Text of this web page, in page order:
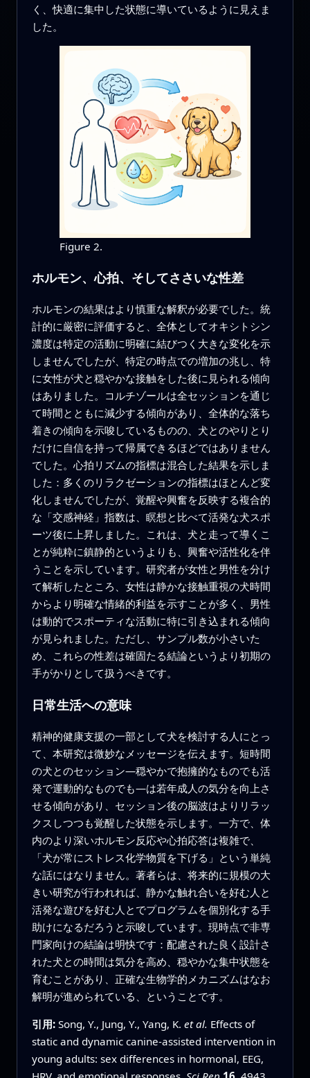
く、快適に集中した状態に導いているように見えま
した。
Figure 2.
ホルモン、心拍、そしてささいな性差
ホルモンの結果はより慎重な解釈が必要でした。統
計的に厳密に評価すると、全体としてオキシトシン
濃度は特定の活動に明確に結びつく大きな変化を示
しませんでしたが、特定の時点での増加の兆し、特
に女性が犬と穏やかな接触をした後に見られる傾向
はありました。コルチゾールは全セッションを通じ
て時間とともに減少する傾向があり、全体的な落ち
着きの傾向を示唆しているものの、犬とのやりとり
だけに自信を持って帰属できるほどではありません
でした。心拍リズムの指標は混合した結果を示しま
した：多くのリラクゼーションの指標はほとんど変
化しませんでしたが、覚醒や興奮を反映する複合的
な「交感神経」指数は、瞑想と比べて活発な犬スポ
ーツ後に上昇しました。これは、犬と走って導くこ
とが純粋に鎮静的というよりも、興奮や活性化を伴
うことを示しています。研究者が女性と男性を分け
て解析したところ、女性は静かな接触重視の犬時間
からより明確な情緒的利益を示すことが多く、男性
は動的でスポーティな活動に特に引き込まれる傾向
が見られました。ただし、サンプル数が小さいた
め、これらの性差は確固たる結論というより初期の
手がかりとして扱うべきです。
日常生活への意味
精神的健康支援の一部として犬を検討する人にとっ
て、本研究は微妙なメッセージを伝えます。短時間
の犬とのセッション—穏やかで抱擁的なものでも活
発で運動的なものでも—は若年成人の気分を向上さ
せる傾向があり、セッション後の脳波はよりリラッ
クスしつつも覚醒した状態を示します。一方で、体
内のより深いホルモン反応や心拍応答は複雑で、
「犬が常にストレス化学物質を下げる」という単純
な話にはなりません。著者らは、将来的に規模の大
きい研究が行われれば、静かな触れ合いを好む人と
活発な遊びを好む人とでプログラムを個別化する手
助けになるだろうと示唆しています。現時点で非専
門家向けの結論は明快です：配慮された良く設計さ
れた犬との時間は気分を高め、穏やかな集中状態を
育むことがあり、正確な生物学的メカニズムはなお
解明が進められている、ということです。
引用: Song, Y., Jung, Y., Yang, K. et al. Effects of
static and dynamic canine-assisted intervention in
young adults: sex differences in hormonal, EEG,